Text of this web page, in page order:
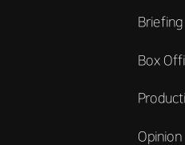
Briefing
Box
Opinion